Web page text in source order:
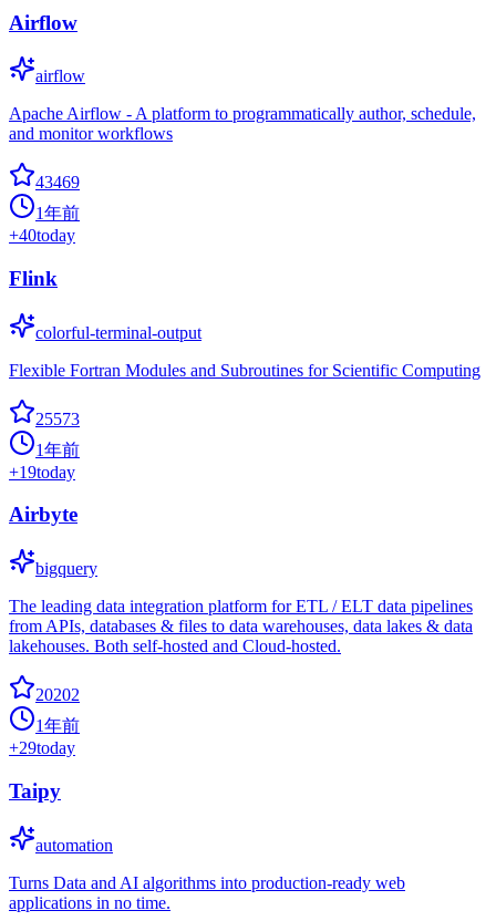
Airflow
airflow
Apache Airflow - A platform to programmatically author, schedule,
and monitor workflows
43469
1年前
+40today
Flink
colorful-terminal-output
Flexible Fortran Modules and Subroutines for Scientific Computing
25573
1年前
+19today
Airbyte
bigquery
The leading data integration platform for ETL / ELT data pipelines
from APIs, databases & files to data warehouses, data lakes & data
lakehouses. Both self-hosted and Cloud-hosted.
20202
1年前
+29today
Taipy
automation
Turns Data and AI algorithms into production-ready web
applications in no time.